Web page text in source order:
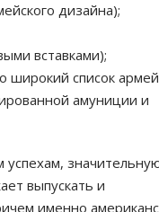
дизайна);
вставками);
широкий список
амуниции и
выпускать и
именно